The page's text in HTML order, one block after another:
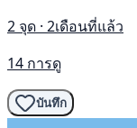
2 จุด · 2เดือนที่แล้ว
14 การดู
บันทึก